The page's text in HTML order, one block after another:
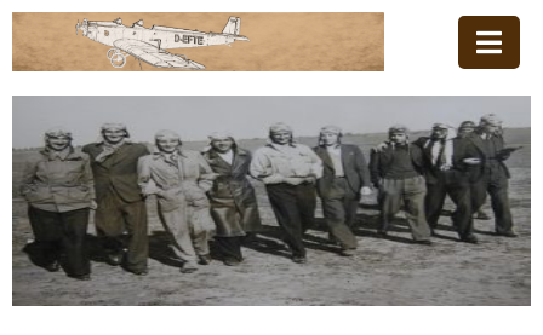
Familia
Școala
De
Aviație